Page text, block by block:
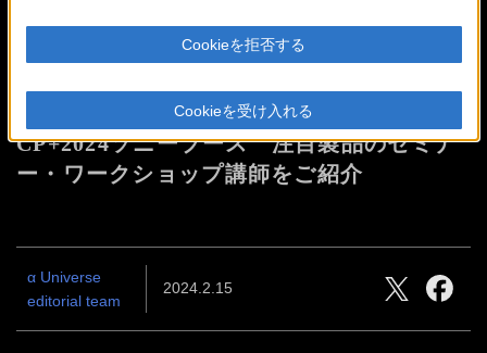
CP+2024特集 Part.2
CP+2024ソニーブース 注目製品のセミナ
ー・ワークショップ講師をご紹介
α Universe
editorial team
2024.2.15
Cookieを拒否する
Cookieを受け入れる